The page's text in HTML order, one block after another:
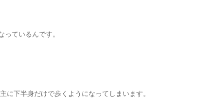
ているんです。
下半身だけで歩くようになってしまいます。